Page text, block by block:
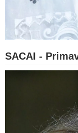
SACAI -